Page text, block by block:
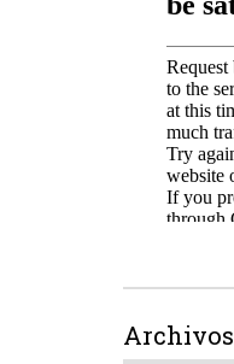
Archivos